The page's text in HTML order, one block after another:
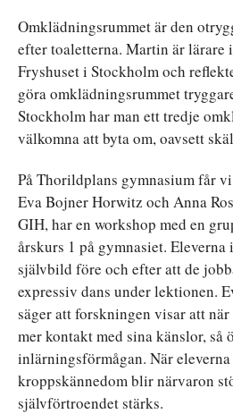
Omklädningsrummet är den
efter toaletterna. Martin är lärare
Fryshuset i Stockholm och
göra omklädningsrummet
Stockholm har man ett tredje
välkomna att byta om, oavsett
På Thorildplans gymnasium får
Eva Bojner Horwitz och Anna
GIH, har en workshop med en
årskurs 1 på gymnasiet.
självbild före och efter att de
expressiv dans under lektionen.
säger att forskningen visar att
mer kontakt med sina känslor, så
inlärningsförmågan. När
kroppskännedom blir närvaron
självförtroendet stärks.